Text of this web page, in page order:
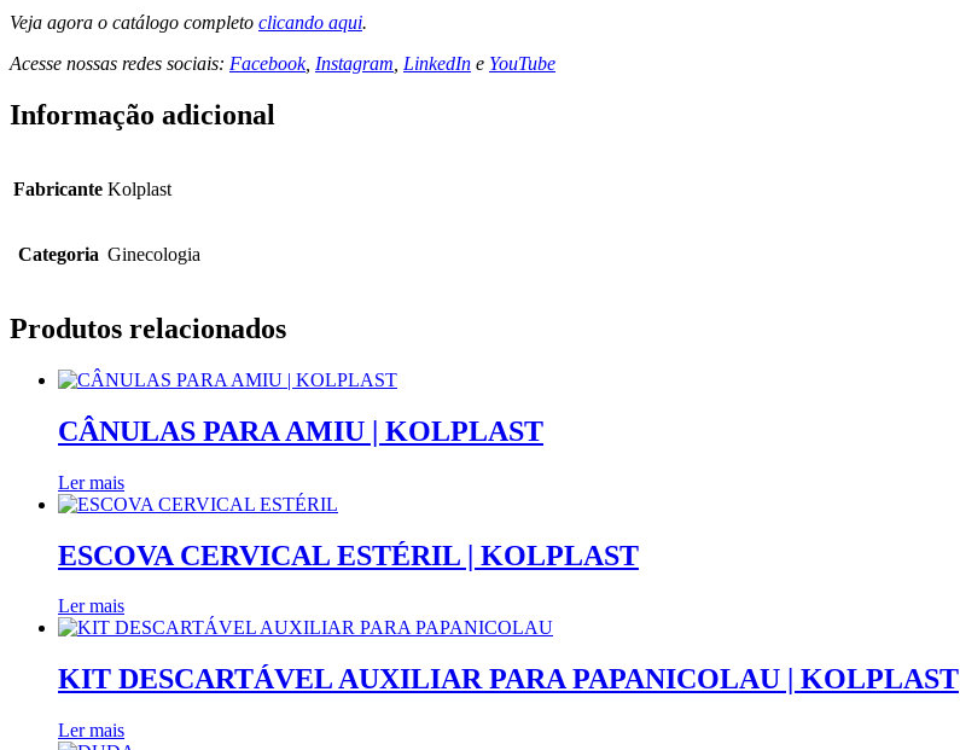
Veja agora o catálogo completo clicando aqui.
Acesse nossas redes sociais: Facebook, Instagram LinkedIn e YouTube
Informação adicional
Fabricante Kolplast
Categoria Ginecologia
Produtos relacionados
CÂNULAS PARA AMIU | KOLPLAST
Ler mais
ESCOVA CERVICAL ESTÉRIL | KOLPLAST
Ler mais
KIT DESCARTÁVEL AUXILIAR PARA PAPANICOLAU | KOLPLAST
Ler mais